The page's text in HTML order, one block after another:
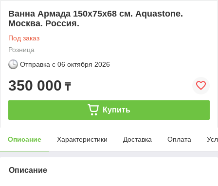
Ванна Армада 150х75х68 см. Aquastone.
Москва. Россия.
Под заказ
Розница
Отправка с 06 октября 2026
350 000 ₸
Купить
Описание Характеристики Доставка Оплата
Описание